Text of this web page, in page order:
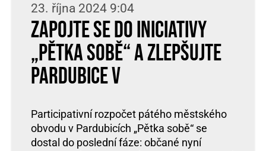
23. října 2024 9:04
Zapojte se do iniciativy
„Pětka sobě“ a zlepšujte
Pardubice V
Participativní rozpočet pátého městského
obvodu v Pardubicích „Pětka sobě“ se
dostal do poslední fáze: občané nyní